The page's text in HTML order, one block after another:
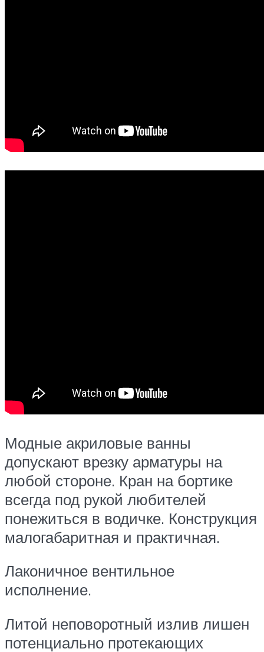
Модные акриловые ванны
допускают врезку арматуры на
любой стороне. Кран на бортике
всегда под рукой любителей
понежиться в водичке. Конструкция
малогабаритная и практичная.
Лаконичное вентильное
исполнение.
Литой неповоротный излив лишен
потенциально протекающих